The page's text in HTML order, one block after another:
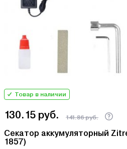
Товар в наличии
130.15 руб. 141.86 руб.
Секатор аккумуляторный
1857)